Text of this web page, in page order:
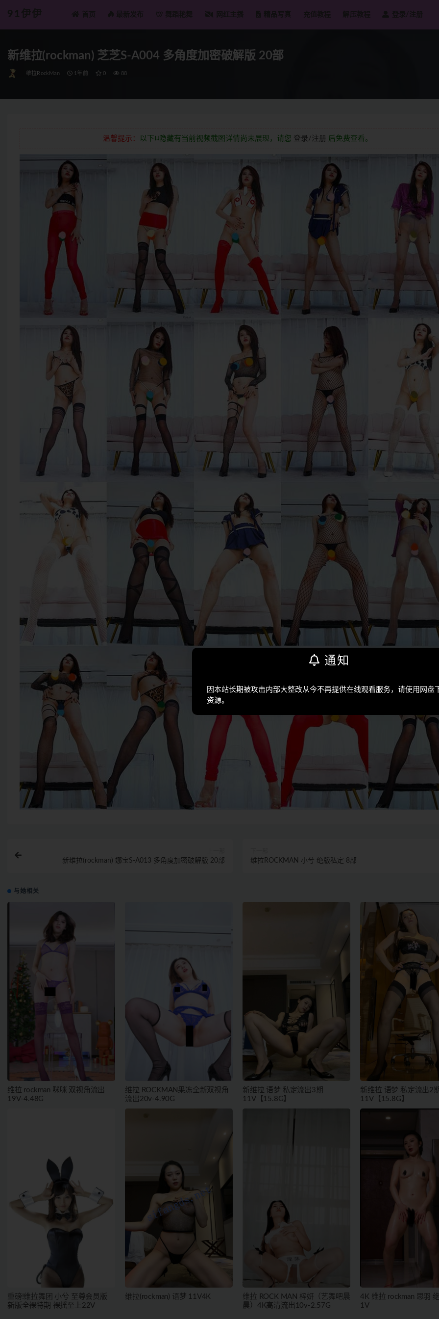
新维拉(rockman) 芝芝S-A004 多角度加密破解版 20部
维拉RockMan 1年前 0 88
温馨提示： 以下⭣⭣隐藏有当前视频截图详情尚未展现，请您 登录/注册 后免费查看。
新维拉(rockman) 娜宝S-A013 多角度加密破解版 20部 维拉ROCKMAN 小兮 绝版私定 8部
与她相关
维拉 rockman 咪咪 双视角流出
19V-4.48G
维拉 ROCKMAN果冻全新双视角
流出20v-4.90G
新维拉 语梦 私定流出3期
11V【15.8G】
新维拉 语梦 私定流出2
11V【15.8G】
重磅!维拉舞团 小兮 至尊会员版
新版全裸特期 裸摇至上22V
维拉(rockman) 语梦 11V4K
维拉 ROCK MAN 梓妍（艺舞吧晨
晨）4K高清流出10v-2.57G
4K 维拉 rockman 思羽
1V
通知
因本站长期被攻击内部大整改从今不再提供在线观看服务，请使用网盘
资源。